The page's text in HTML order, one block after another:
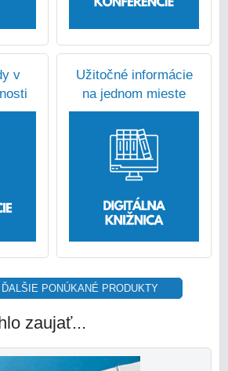
v
Užitočné informácie
na jednom mieste
PONÚKANÉ PRODUKTY
zaujať...